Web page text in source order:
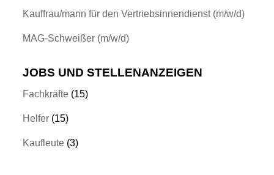
Kauffrau/mann für den Vertriebsinnendienst (m/w/d)
MAG-Schweißer (m/w/d)
JOBS UND STELLENANZEIGEN
Fachkräfte (15)
Helfer (15)
Kaufleute (3)